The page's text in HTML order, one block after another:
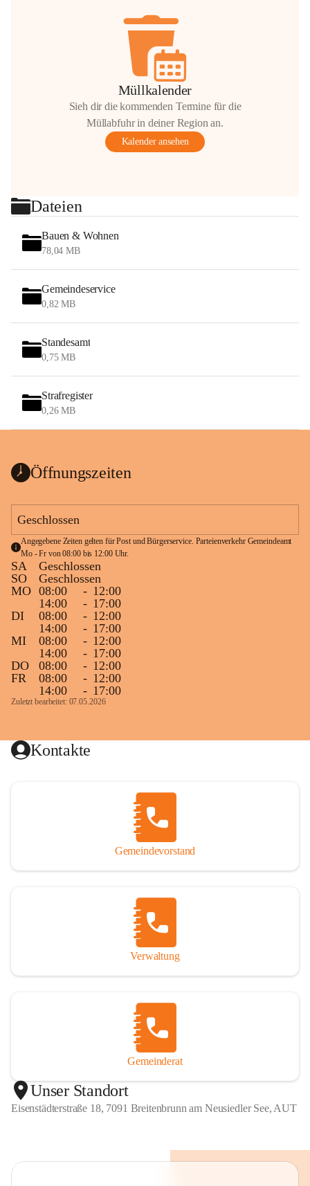
Müllkalender
Sieh dir die kommenden Termine für die
Müllabfuhr in deiner Region an.
Kalender ansehen
Dateien
Bauen & Wohnen
78,04 MB
Gemeindeservice
0,82 MB
Standesamt
0,75 MB
Strafregister
0,26 MB
Öffnungszeiten
Geschlossen
Angegebene Zeiten gelten für Post und Bürgerservice. Parteienverkehr Gemeindeamt
Mo - Fr von 08:00 bis 12:00 Uhr.
SA
Geschlossen
SO
Geschlossen
MO 08:00 - 12:00
14:00
- 17:00
DI
08:00 - 12:00
14:00
- 17:00
MI
08:00 - 12:00
14:00
- 17:00
DO
08:00 - 12:00
FR
08:00 - 12:00
14:00
- 17:00
Zuletzt bearbeitet: 07.05.2026
Kontakte
Gemeindevorstand
Verwaltung
Gemeinderat
Unser Standort
Eisenstädterstraße 18, 7091 Breitenbrunn am Neusiedler See, AUT